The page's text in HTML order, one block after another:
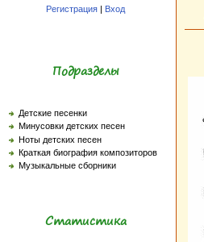
Регистрация | Вход
Подразделы
Детские песенки
Минусовки детских песен
Ноты детских песен
Краткая биография композиторов
Музыкальные сборники
Статистика